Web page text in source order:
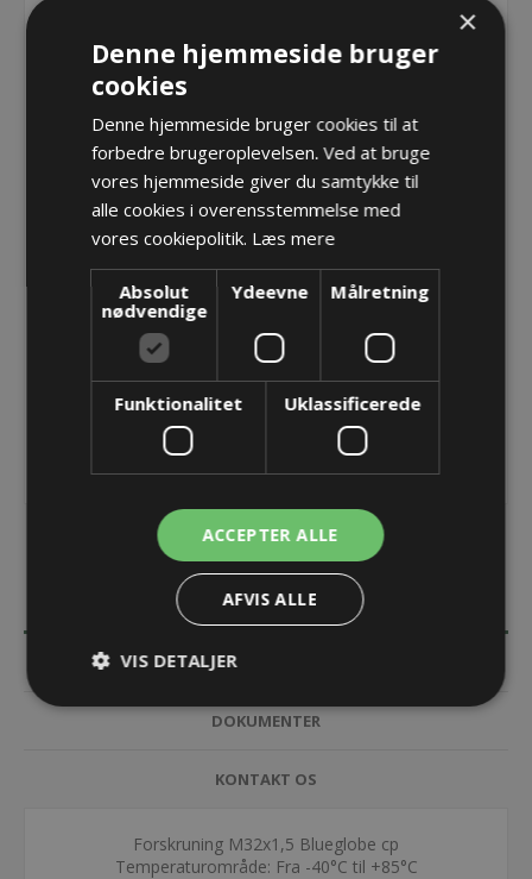
CLEAN Plus - KAD 23,0 - 20,0mm
Forskruning M32x1,5 Blueglobe CLEAN Plus - Sælges i
pakker á 5 stk.
Varenr.: PF BG 232VA cp
Producent: Pflitsch GmbH & Co. KG
Opret konto for at se priser
BESKRIVELSE
SPECIFIKATIONER
DOKUMENTER
KONTAKT OS
Forskruning M32x1,5 Blueglobe cp
Temperaturområde: Fra -40°C til +85°C
×
Denne hjemmeside bruger
cookies
Denne hjemmeside bruger cookies til at
forbedre brugeroplevelsen. Ved at bruge
vores hjemmeside giver du samtykke til
alle cookies i overensstemmelse med
vores cookiepolitik. Læs mere
Absolut
nødvendige
Ydeevne Målretning
Funktionalitet Uklassificerede
ACCEPTER ALLE
AFVIS ALLE
VIS DETALJER